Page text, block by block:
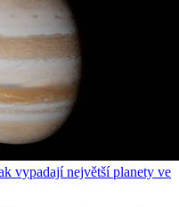
vypadají největší planety ve